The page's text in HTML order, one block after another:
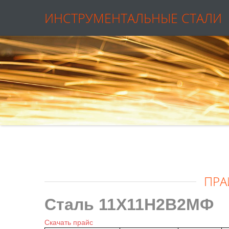
ИНСТРУМЕНТАЛЬНЫЕ СТАЛИ
Сталь 11Х11Н2В2МФ
Скачать прайс